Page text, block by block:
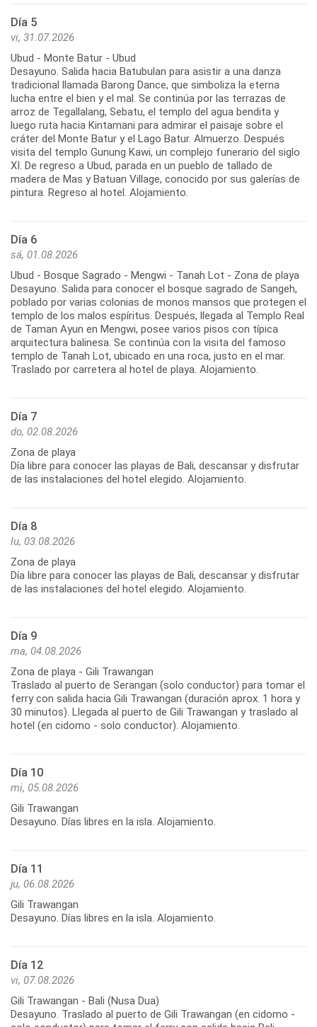
Día 5
vi, 31.07.2026
Ubud - Monte Batur - Ubud
Desayuno. Salida hacia Batubulan para asistir a una danza
tradicional llamada Barong Dance, que simboliza la eterna
lucha entre el bien y el mal. Se continúa por las terrazas de
arroz de Tegallalang, Sebatu, el templo del agua bendita y
luego ruta hacia Kintamani para admirar el paisaje sobre el
cráter del Monte Batur y el Lago Batur. Almuerzo. Después
visita del templo Gunung Kawi, un complejo funerario del siglo
XI. De regreso a Ubud, parada en un pueblo de tallado de
madera de Mas y Batuan Village, conocido por sus galerías de
pintura. Regreso al hotel. Alojamiento.
Día 6
sá, 01.08.2026
Ubud - Bosque Sagrado - Mengwi - Tanah Lot - Zona de playa
Desayuno. Salida para conocer el bosque sagrado de Sangeh,
poblado por varias colonias de monos mansos que protegen el
templo de los malos espíritus. Después, llegada al Templo Real
de Taman Ayun en Mengwi, posee varios pisos con típica
arquitectura balinesa. Se continúa con la visita del famoso
templo de Tanah Lot, ubicado en una roca, justo en el mar.
Traslado por carretera al hotel de playa. Alojamiento.
Día 7
do, 02.08.2026
Zona de playa
Día libre para conocer las playas de Bali, descansar y disfrutar
de las instalaciones del hotel elegido. Alojamiento.
Día 8
lu, 03.08.2026
Zona de playa
Día libre para conocer las playas de Bali, descansar y disfrutar
de las instalaciones del hotel elegido. Alojamiento.
Día 9
ma, 04.08.2026
Zona de playa - Gili Trawangan
Traslado al puerto de Serangan (solo conductor) para tomar el
ferry con salida hacia Gili Trawangan (duración aprox. 1 hora y
30 minutos). Llegada al puerto de Gili Trawangan y traslado al
hotel (en cidomo - solo conductor). Alojamiento.
Día 10
mi, 05.08.2026
Gili Trawangan
Desayuno. Días libres en la isla. Alojamiento.
Día 11
ju, 06.08.2026
Gili Trawangan
Desayuno. Días libres en la isla. Alojamiento.
Día 12
vi, 07.08.2026
Gili Trawangan - Bali (Nusa Dua)
Desayuno. Traslado al puerto de Gili Trawangan (en cidomo -